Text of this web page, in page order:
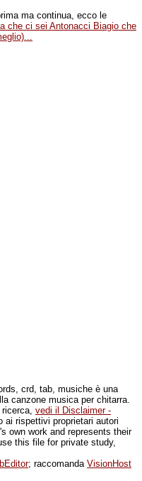
ma continua, ecco le
che ci sei Antonacci Biagio che
crd, tab, musiche è una
canzone musica per chitarra.
vedi il Disclaimer -
ai rispettivi proprietari autori
own work and represents their
this file for private study,
; raccomanda VisionHost